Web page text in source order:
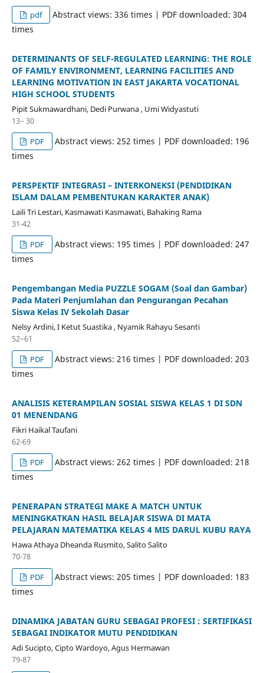
pdf
Abstract views: 336 times | PDF downloaded: 304
times
DETERMINANTS OF SELF-REGULATED LEARNING: THE ROLE
OF FAMILY ENVIRONMENT, LEARNING FACILITIES AND
LEARNING MOTIVATION IN EAST JAKARTA VOCATIONAL
HIGH SCHOOL STUDENTS
Pipit Sukmawardhani, Dedi Purwana , Umi Widyastuti
13– 30
PDF
Abstract views: 252 times | PDF downloaded: 196
times
PERSPEKTIF INTEGRASI – INTERKONEKSI (PENDIDIKAN
ISLAM DALAM PEMBENTUKAN KARAKTER ANAK)
Laili Tri Lestari, Kasmawati Kasmawati, Bahaking Rama
31-42
PDF
Abstract views: 195 times | PDF downloaded: 247
times
Pengembangan Media PUZZLE SOGAM (Soal dan Gambar)
Pada Materi Penjumlahan dan Pengurangan Pecahan
Siswa Kelas IV Sekolah Dasar
Nelsy Ardini, I Ketut Suastika , Nyamik Rahayu Sesanti
52–61
PDF
Abstract views: 216 times | PDF downloaded: 203
times
ANALISIS KETERAMPILAN SOSIAL SISWA KELAS 1 DI SDN
01 MENENDANG
Fikri Haikal Taufani
62-69
PDF
Abstract views: 262 times | PDF downloaded: 218
times
PENERAPAN STRATEGI MAKE A MATCH UNTUK
MENINGKATKAN HASIL BELAJAR SISWA DI MATA
PELAJARAN MATEMATIKA KELAS 4 MIS DARUL KUBU RAYA
Hawa Athaya Dheanda Rusmito, Salito Salito
70-78
PDF
Abstract views: 205 times | PDF downloaded: 183
times
DINAMIKA JABATAN GURU SEBAGAI PROFESI : SERTIFIKASI
SEBAGAI INDIKATOR MUTU PENDIDIKAN
Adi Sucipto, Cipto Wardoyo, Agus Hermawan
79-87